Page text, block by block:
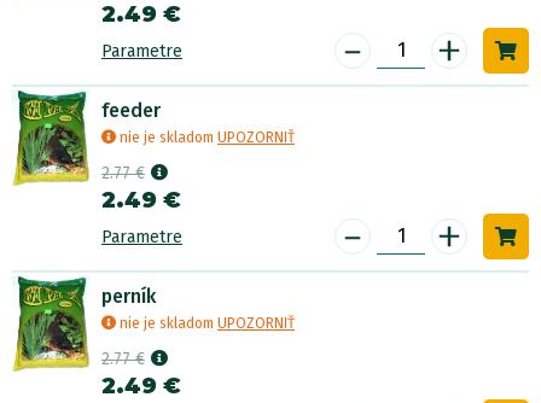
2.49 €
Parametre - +
feeder
nie je skladom UPOZORNIŤ
2.77 €
2.49 €
Parametre - +
perník
nie je skladom UPOZORNIŤ
2.77 €
2.49 €